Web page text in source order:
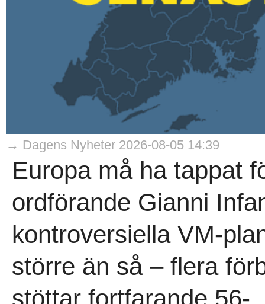
→ Dagens Nyheter 2026-08-05 14:39
Europa må ha tappat
ordförande Gianni
kontroversiella VM-
större än så – flera
stöttar fortfarande 56-..